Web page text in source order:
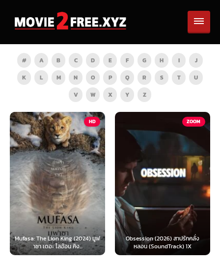
# A B C D E F G H I
J
K
L M N O P Q R S T
U
V
W X Y Z
HD
The Lion King (2024) มูฟ
าซา เดอะ ไลอ้อน คิง...
Obsession (2026) สาปรักคลั่ง
หลอน (SoundTrack) 1X
Survive